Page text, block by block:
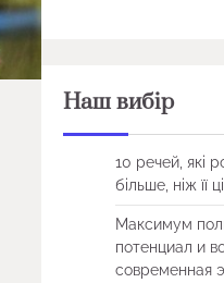
Наш вибір
10 речей, які
більше, ніж її
Максимум
потенциал и
современная